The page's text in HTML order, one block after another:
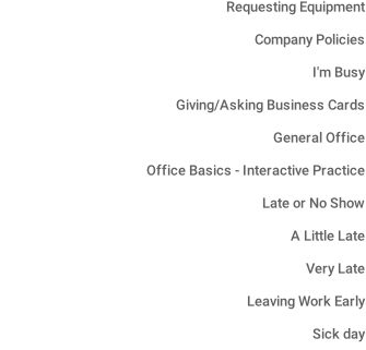
Requesting Equipment
Company Policies
I'm Busy
Giving/Asking Business Cards
General Office
Office Basics - Interactive Practice
Late or No Show
A Little Late
Very Late
Leaving Work Early
Sick day